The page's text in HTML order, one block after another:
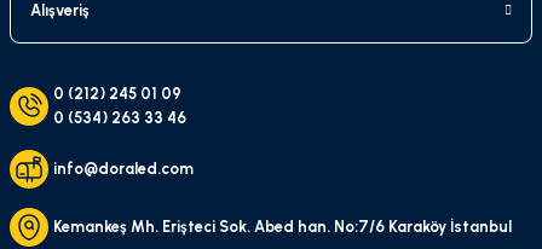
Alışveriş
0 (212) 245 01 09
0 (534) 263 33 46
info@doraled.com
Kemankeş Mh. Erişteci Sok. Abed han. No:7/6 Karaköy İstanbul